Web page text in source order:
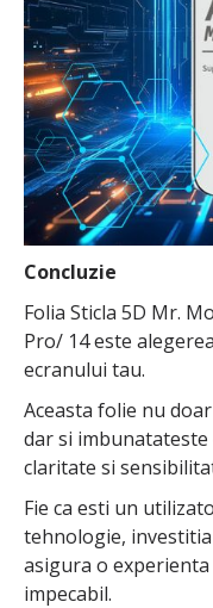
Concluzie
Folia Sticla 5D Mr.
Pro/ 14 este
ecranului tau.
Aceasta folie nu
dar si
claritate si
Fie ca esti un
tehnologie,
asigura o
impecabil.